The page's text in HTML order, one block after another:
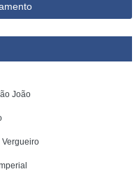
João